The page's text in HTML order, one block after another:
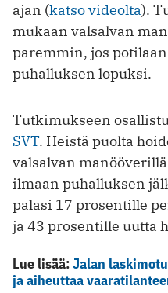
ajan (katso videolta).
mukaan valsalvan
paremmin, jos
puhalluksen lopuksi.
Tutkimukseen
SVT. Heistä puolta
valsalvan
ilmaan puhalluksen
palasi 17 prosentille
ja 43 prosentille uutta
Lue lisää:Jalan
ja aiheuttaa